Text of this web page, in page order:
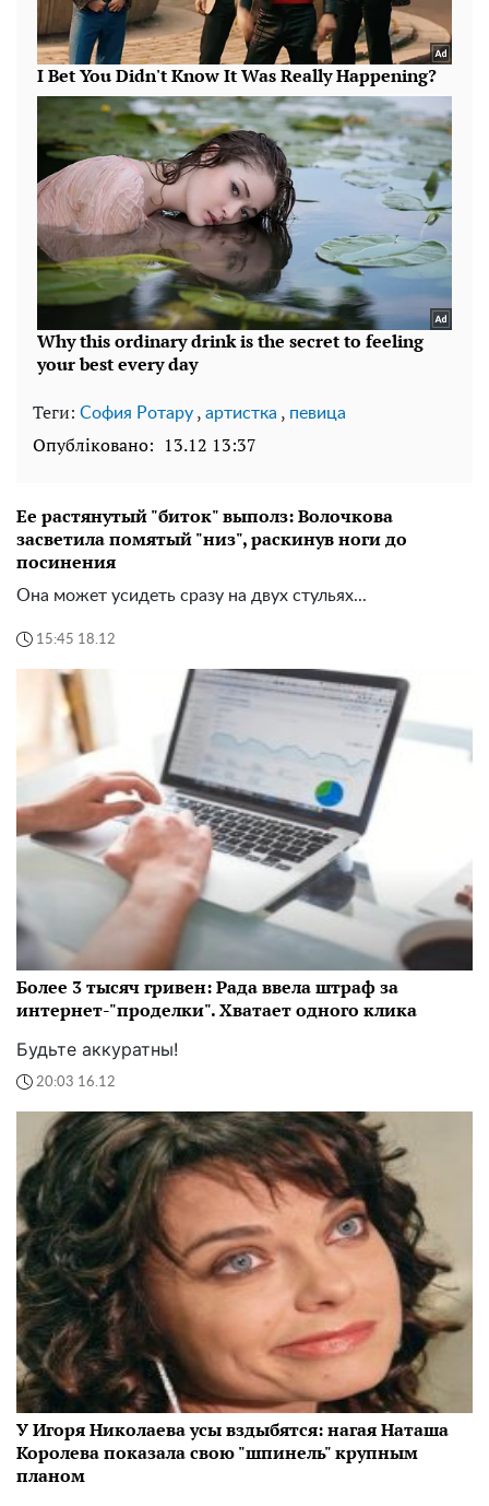
Теги: София Ротару , артистка , певица
Опубліковано: 13.12 13:37
Ее растянутый "биток" выполз: Волочкова
засветила помятый "низ", раскинув ноги до
посинения
Она может усидеть сразу на двух стульях...
15:45 18.12
Более 3 тысяч гривен: Рада ввела штраф за
интернет-"проделки". Хватает одного клика
Будьте аккуратны!
20:03 16.12
У Игоря Николаева усы вздыбятся: нагая Наташа
Королева показала свою "шпинель" крупным
планом